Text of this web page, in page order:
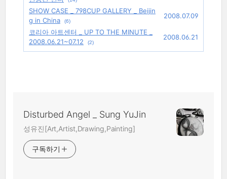
SHOW CASE _ 798CUP GALLERY _ Beijin
g in China
(6)
2008.07.09
코리아 아트센터 _ UP TO THE MINUTE _
2008.06.21~07.12
(2)
2008.06.21
Disturbed Angel _ Sung YuJin
성유진[Art,Artist,Drawing,Painting]
구독하기